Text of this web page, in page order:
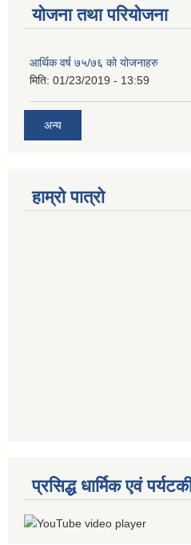
योजना तथा परियोजना
आर्थिक वर्ष ७५/७६ को योजनाहरु
मिति: 01/23/2019 - 13:59
अन्य
हाम्रो पात्रो
प्रसिद्ध धार्मिक एवं